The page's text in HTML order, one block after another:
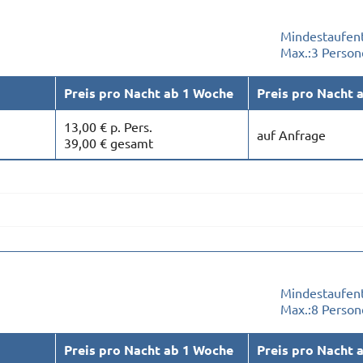
Max.:3
Preis pro Nacht ab 1 Woche Preis pro Nacht
13,00 € p. Pers.
39,00 € gesamt
auf Anfrage
Max.:8
Preis pro Nacht ab 1 Woche Preis pro Nacht